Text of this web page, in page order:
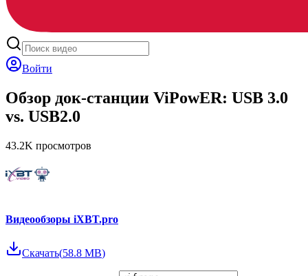
Войти
Обзор док-станции ViPowER: USB 3.0
vs. USB2.0
43.2K просмотров
Видеообзоры iXBT.pro
Скачать(58.8 MB)